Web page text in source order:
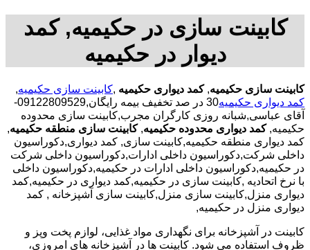
کابینت سازی در حکیمیه, کمد
دیوار در حکیمیه
کابینت سازی حکیمیه,کمد دیواری حکیمیه ,کابینت سازی حکیمیه,
کمد دیواری حکیمیه
30 در صد تخفیف بیمه رایگان,09122809529-
آقای عباسی,شبانه روزی کارگران مجرب,کابینت سازی محدوده
حکیمیه,کمد دیواری محدوده حکیمیه, کابینت سازی منطقه حکیمیه,
کمد دیواری منطقه حکیمیه,کابینت سازی, کمد دیواری,دکوراسیون
داخلی شرکت,دکوراسیون داخلی ادارات,دکوراسیون داخلی شرکت
در حکیمیه,دکوراسیون داخلی ادارات در حکیمیه,دکوراسیون داخلی
با نرخ اتحادیه ,کابینت سازی در حکیمیه,کمد دیواری در حکیمیه,کمد
دیواری منزل,کابینت سازی منزل,کابینت سازی آشپزخانه , کمد
دیواری منزل در حکیمیه,
کابینت در آشپزخانه برای نگهداری مواد غذایی، لوازم پخت وپز و
ظروف استفاده می شود. کابینت ها در آشپزخانه های امروزی،